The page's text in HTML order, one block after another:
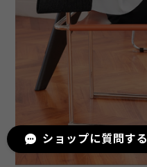
ショップに質問する